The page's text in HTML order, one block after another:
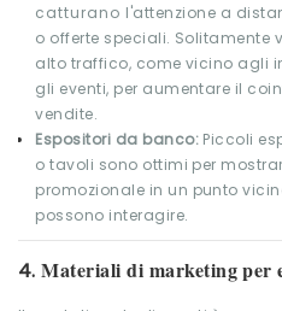
catturano l'attenzione a
o offerte speciali. Solitamente
alto traffico, come vicino agli
gli eventi, per aumentare il
vendite.
Espositori da banco: Piccoli
o tavoli sono ottimi per
promozionale in un punto
possono interagire.
4.Materiali di marketing per